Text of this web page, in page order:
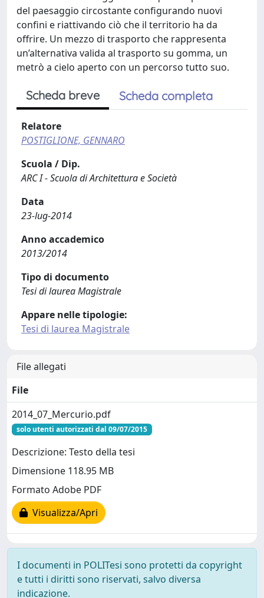
del paesaggio circostante configurando nuovi
confini e riattivando ciò che il territorio ha da
offrire. Un mezzo di trasporto che rappresenta
un’alternativa valida al trasporto su gomma, un
metrò a cielo aperto con un percorso tutto suo.
Scheda breve Scheda completa
Relatore
POSTIGLIONE, GENNARO
Scuola / Dip.
ARC I - Scuola di Architettura e Società
Data
23-lug-2014
Anno accademico
2013/2014
Tipo di documento
Tesi di laurea Magistrale
Appare nelle tipologie:
Tesi di laurea Magistrale
File allegati
File
2014_07_Mercurio.pdf
solo utenti autorizzati dal 09/07/2015
Descrizione: Testo della tesi
Dimensione 118.95 MB
Formato Adobe PDF
Visualizza/Apri
I documenti in POLITesi sono protetti da copyright
e tutti i diritti sono riservati, salvo diversa
indicazione.